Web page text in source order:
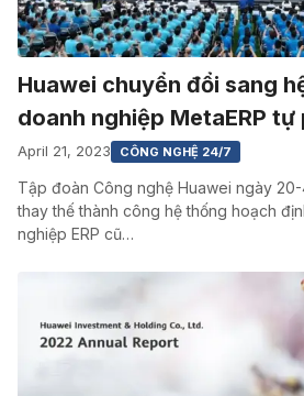
Huawei chuyển đổi sang
doanh nghiệp MetaERP
April 21, 2023 CÔNG NGHỆ 24/7
Tập đoàn Công nghệ Huawei ngày
thay thế thành công hệ thống hoạch
nghiệp ERP cũ…